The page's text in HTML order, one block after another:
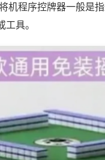
机程序控牌器一般是
具。